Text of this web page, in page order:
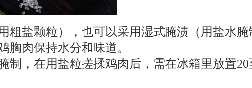
粗盐颗粒），也可以采用湿式腌渍（用盐水腌
胸肉保持水分和味道。
制，在用盐粒搓揉鸡肉后，需在冰箱里放置20